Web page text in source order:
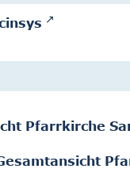
Pfarrkirche